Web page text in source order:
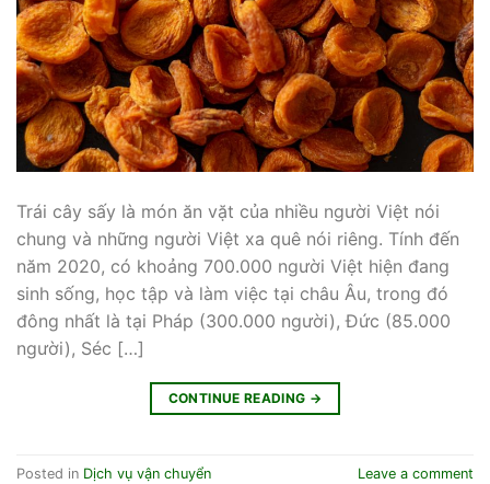
Trái cây sấy là món ăn vặt của nhiều người Việt nói
chung và những người Việt xa quê nói riêng. Tính đến
năm 2020, có khoảng 700.000 người Việt hiện đang
sinh sống, học tập và làm việc tại châu Âu, trong đó
đông nhất là tại Pháp (300.000 người), Đức (85.000
người), Séc […]
CONTINUE READING →
Posted in Dịch vụ vận chuyển Leave a comment